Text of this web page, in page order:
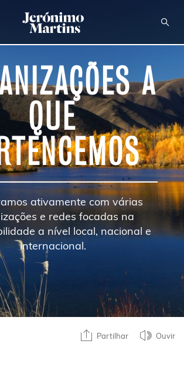
A
QUE
ativamente com várias
e redes focadas na
a nível local, nacional e
internacional.
Partilhar Ouvir